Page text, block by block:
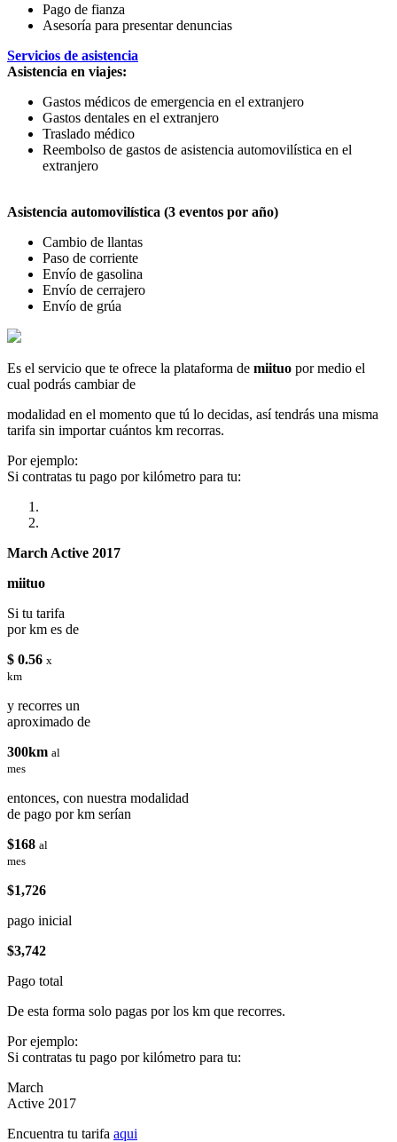
Pago de fianza
Asesoría para presentar denuncias
Servicios de asistencia
Asistencia en viajes:
Gastos médicos de emergencia en el extranjero
Gastos dentales en el extranjero
Traslado médico
Reembolso de gastos de asistencia automovilística en el
extranjero
Asistencia automovilística (3 eventos por año)
Cambio de llantas
Paso de corriente
Envío de gasolina
Envío de cerrajero
Envío de grúa
Es el servicio que te ofrece la plataforma de miituo por medio el
cual podrás cambiar de
modalidad en el momento que tú lo decidas, así tendrás una misma
tarifa sin importar cuántos km recorras.
Por ejemplo:
Si contratas tu pago por kilómetro para tu:
March Active 2017
miituo
Si tu tarifa
por km es de
$ 0.56 x
km
y recorres un
aproximado de
300km al
mes
entonces, con nuestra modalidad
de pago por km serían
$168 al
mes
$1,726
pago inicial
$3,742
Pago total
De esta forma solo pagas por los km que recorres.
Por ejemplo:
Si contratas tu pago por kilómetro para tu:
March
Active 2017
Encuentra tu tarifa aqui